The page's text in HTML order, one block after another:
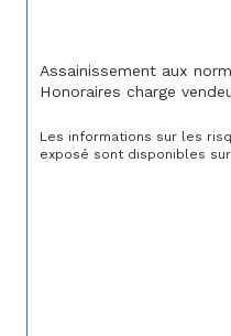
Assainissement aux
Honoraires charge
Les informations sur les
exposé sont disponibles